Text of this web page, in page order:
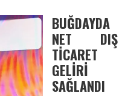
BUĞDAYDA
NET DIŞ
TİCARET
GELİRİ
SAĞLANDI